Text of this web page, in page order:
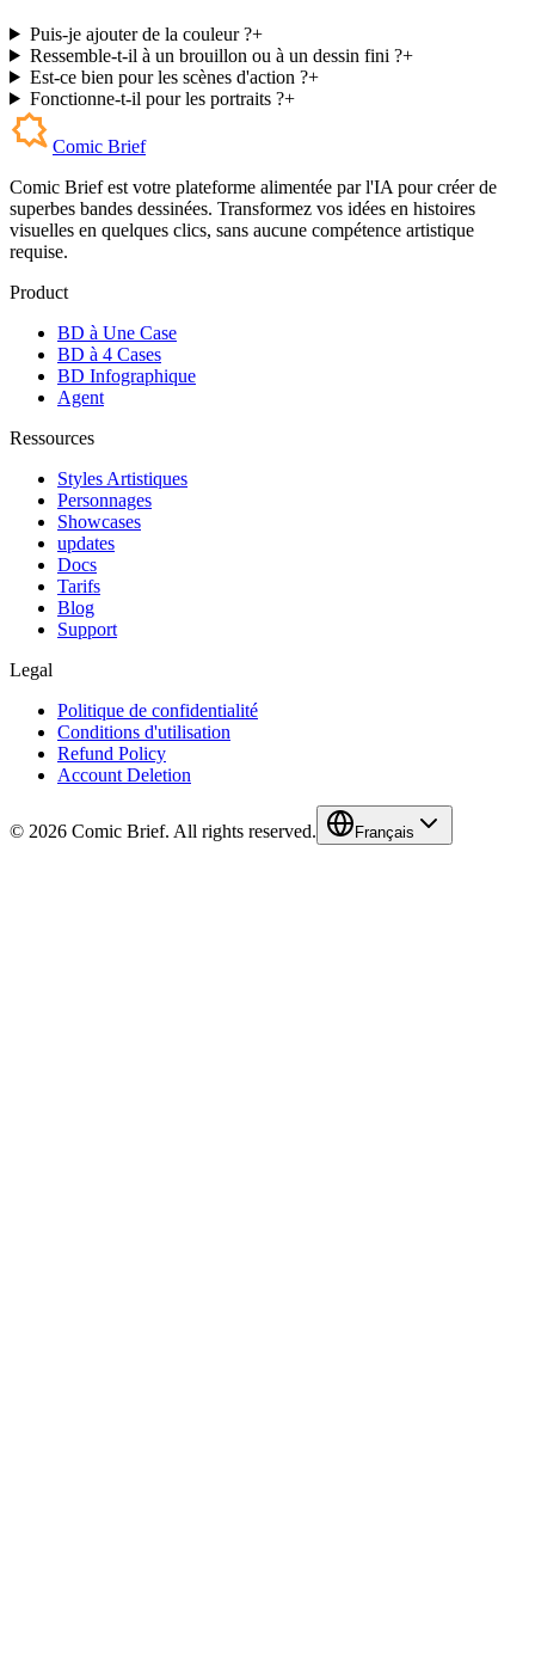
Puis-je ajouter de la couleur ?+
Ressemble-t-il à un brouillon ou à un dessin fini ?+
Est-ce bien pour les scènes d'action ?+
Fonctionne-t-il pour les portraits ?+
Comic Brief
Comic Brief est votre plateforme alimentée par l'IA pour créer de
superbes bandes dessinées. Transformez vos idées en histoires
visuelles en quelques clics, sans aucune compétence artistique
requise.
Product
BD à Une Case
BD à 4 Cases
BD Infographique
Agent
Ressources
Styles Artistiques
Personnages
Showcases
updates
Docs
Tarifs
Blog
Support
Legal
Politique de confidentialité
Conditions d'utilisation
Refund Policy
Account Deletion
© 2026 Comic Brief. All rights reserved. Français